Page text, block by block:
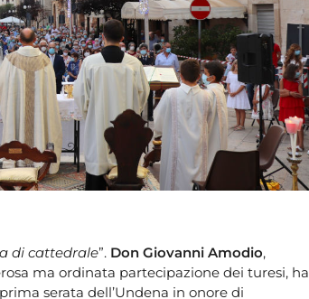
di cattedrale”. Don Giovanni Amodio,
ma ordinata partecipazione dei turesi, ha
serata dell’Undena in onore di